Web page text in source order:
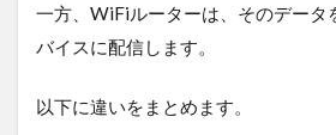
3
VDSL
信速
一方、WiFiルーターは、そのデータ
バイスに配信します。
以下に違いをまとめます。